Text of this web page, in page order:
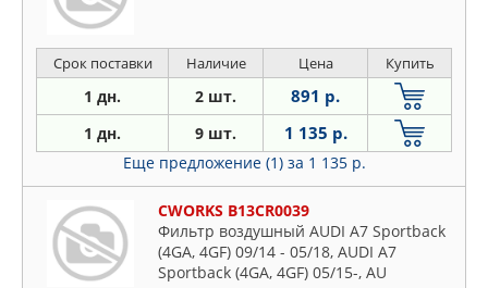
Срок поставки Наличие Цена Купить
1 дн. 2 шт. 891 р.
1 дн. 9 шт. 1 135 р.
Еще предложение (1) за 1 135 р.
CWORKS B13CR0039
Фильтр воздушный AUDI A7 Sportback
(4GA, 4GF) 09/14 - 05/18, AUDI A7
Sportback (4GA, 4GF) 05/15-, AU